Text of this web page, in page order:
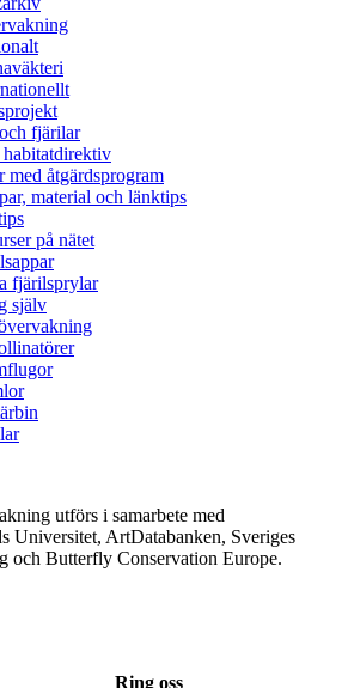
fjärilar
med åtgärdsprogram
material och länktips
på nätet
fjärilsprylar
själv
utförs i samarbete med
Universitet, ArtDatabanken, Sveriges
och Butterfly Conservation Europe.
Ring oss